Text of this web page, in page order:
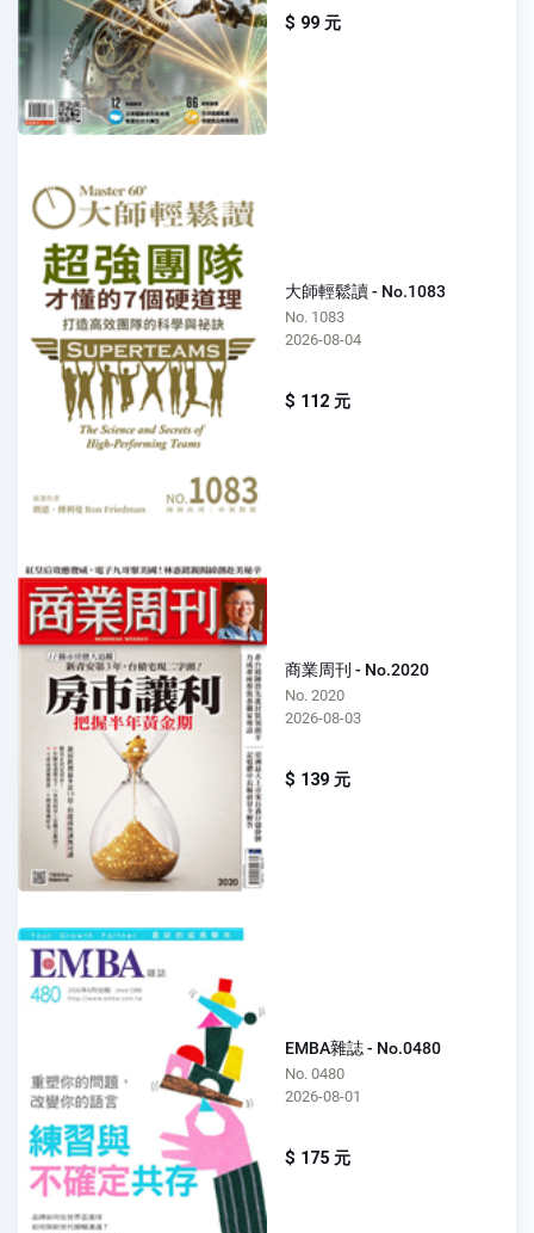
$ 99 元
大師輕鬆讀 - No.1083
No. 1083
2026-08-04
$ 112 元
商業周刊 - No.2020
No. 2020
2026-08-03
$ 139 元
EMBA雜誌 - No.0480
No. 0480
2026-08-01
$ 175 元